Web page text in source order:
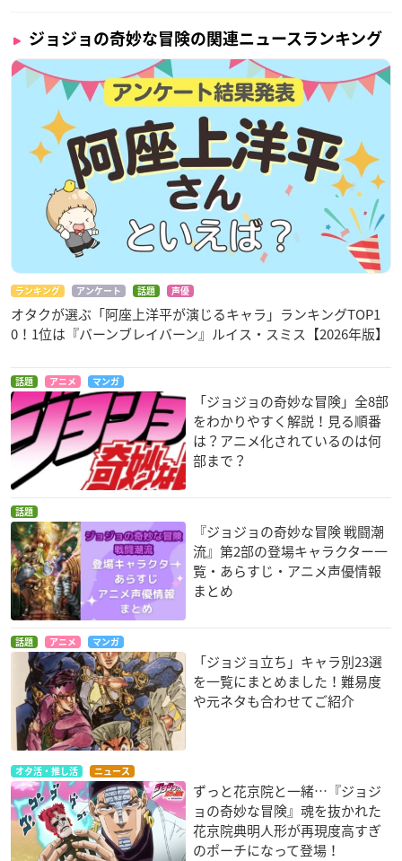
ジョジョの奇妙な冒険の関連ニュースランキング
ランキング アンケート 話題 声優
オタクが選ぶ「阿座上洋平が演じるキャラ」ランキングTOP1
0！1位は『バーンブレイバーン』ルイス・スミス【2026年版】
話題 アニメ マンガ
「ジョジョの奇妙な冒険」全8部
をわかりやすく解説！見る順番
は？アニメ化されているのは何
部まで？
話題
『ジョジョの奇妙な冒険 戦闘潮
流』第2部の登場キャラクター一
覧・あらすじ・アニメ声優情報
まとめ
話題 アニメ マンガ
「ジョジョ立ち」キャラ別23選
を一覧にまとめました！難易度
や元ネタも合わせてご紹介
オタ活・推し活 ニュース
ずっと花京院と一緒…『ジョジ
ョの奇妙な冒険』魂を抜かれた
花京院典明人形が再現度高すぎ
のポーチになって登場！